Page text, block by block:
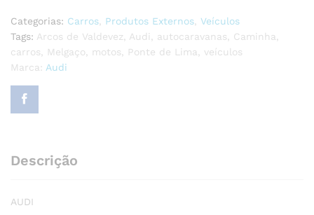
Categorias: Carros, Produtos Externos, Veículos
Tags: Arcos de Valdevez, Audi, autocaravanas, Caminha,
carros, Melgaço, motos, Ponte de Lima, veículos
Marca: Audi
Descrição
AUDI